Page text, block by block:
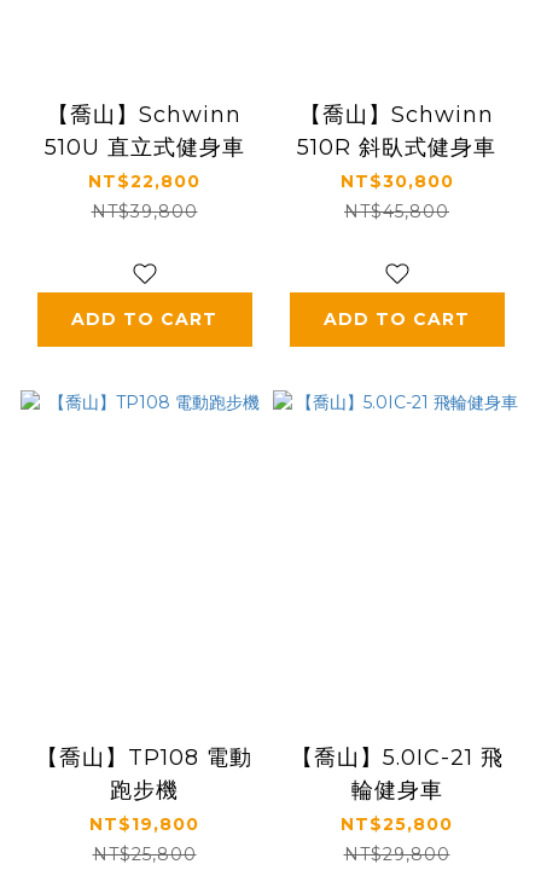
【喬山】Schwinn
510U 直立式健身車
NT$22,800
NT$39,800
ADD TO CART
【喬山】Schwinn
510R 斜臥式健身車
NT$30,800
NT$45,800
ADD TO CART
【喬山】TP108 電動
跑步機
NT$19,800
NT$25,800
【喬山】5.0IC-21 飛
輪健身車
NT$25,800
NT$29,800